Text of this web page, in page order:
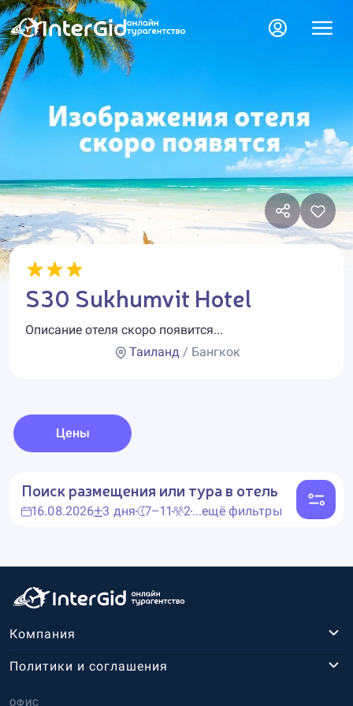
S30 Sukhumvit Hotel
Описание отеля скоро появится...
Таиланд / Бангкок
Цены
Поиск размещения или тура в отель
16.08.2026 3 дня 7–11 2...ещё фильтры
Компания
ОФИС
Политики и соглашения